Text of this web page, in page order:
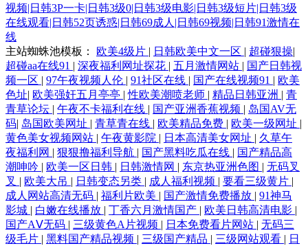
视频|日韩3P一卡|日韩3级0|日韩3级电影|日韩3级短片|日韩3级
在线观看|日韩52页诱惑|日韩69成人|日韩69视频|日韩91激情在
线
主站蜘蛛池模板： 欧美4级片 | 日韩欧美中文一区 | 超碰狠操|
超碰aa在线91 | 深夜福利网址探花 | 五月激情网站 | 国产日韩视
频一区 | 97午夜视频人伦 | 91社区在线 | 国产在线视频91 | 欧美
色址| 欧美强奸五月亭亭 |性欧美潮喷老师 | 精品日韩亚洲 | 青
青草论坛 | 午夜不卡福利在线 | 国产亚洲香蕉视频 | 岛国AV无
码| 岛国欧美网址 | 青草青在线 | 欧美精品免费 | 欧美一级网址 |
黄色美女视频网站 | 午夜黄影院 | 日本高清美女网址 | 久草午
夜福利网 | 狠狠撸福利导航 | 国产黑料吃瓜在线 | 国产精品高
潮呻吟 | 欧美一区日韩 | 日韩激情网 | 东京热亚洲色图 | 无码叉
叉 | 欧美大吊 | 日韩变态另类 | 成人福利视频 | 要看三级黄片 |
成人网站高清无码 | 福利片欧美 | 国产激情免费播放 | 91神马
影城 | 白嫩在线播放 | 丁香六月激情国产 | 欧美日韩高清电影 |
国产AⅤ无码 | 三级黄色A片视频 | 日本免费看片网站 | 无码三
级毛片 | 黑料国产精品视频 | 三级国产精品 | 三级网站观看 | 日